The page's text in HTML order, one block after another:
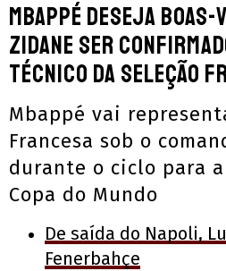
Mbappé deseja
Zidane ser
técnico da Seleção
Mbappé vai
Francesa sob o
durante o ciclo para
Copa do Mundo
De saída do Napoli,
Fenerbahçe